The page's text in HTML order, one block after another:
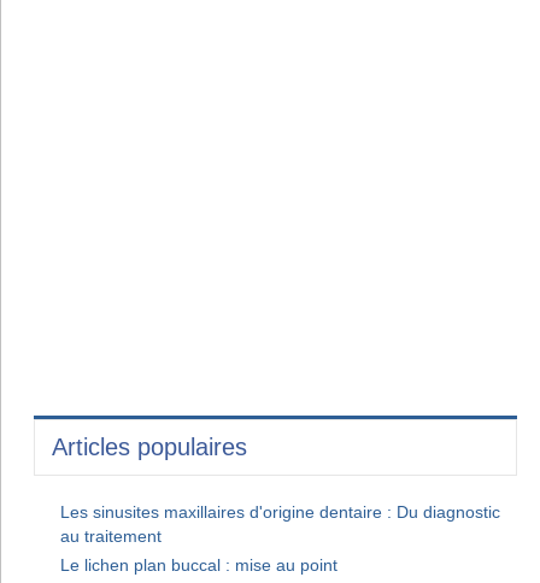
Articles populaires
Les sinusites maxillaires d'origine dentaire : Du diagnostic
au traitement
Le lichen plan buccal : mise au point